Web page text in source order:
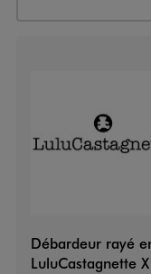
Débardeur rayé
LuluCastagnette